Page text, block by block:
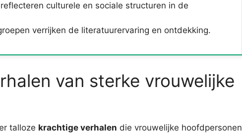
culturele en sociale structuren in de
verrijken de literatuurervaring en ontdekking.
van sterke vrouwelijke
talloze krachtige verhalen die vrouwelijke hoofdpersonen